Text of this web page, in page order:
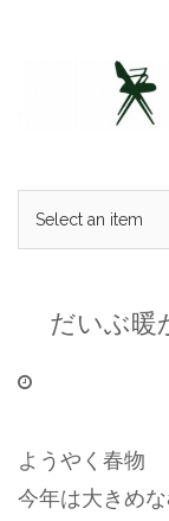
だいぶ暖
ようやく春物
今年は大きめ